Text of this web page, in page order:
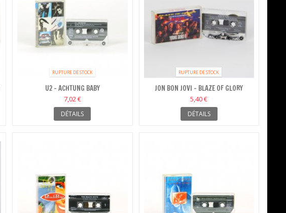
RUPTURE DE STOCK
U2 - ACHTUNG BABY
7,02 €
DÉTAILS
RUPTURE DE STOCK
JON BON JOVI - BLAZE OF GLORY
5,40 €
DÉTAILS